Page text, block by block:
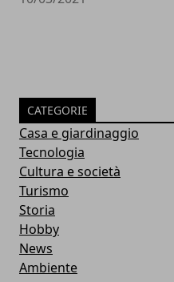
CATEGORIE
Casa e giardinaggio
Tecnologia
Cultura e società
Turismo
Storia
Hobby
News
Ambiente